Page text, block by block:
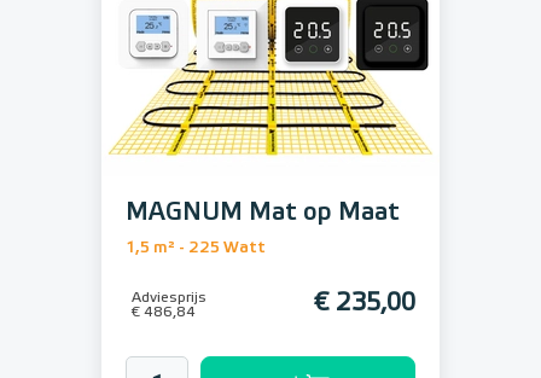
MAGNUM Mat op Maat
1,5 m² - 225 Watt
Adviesprijs
€ 486,84
€ 235,00